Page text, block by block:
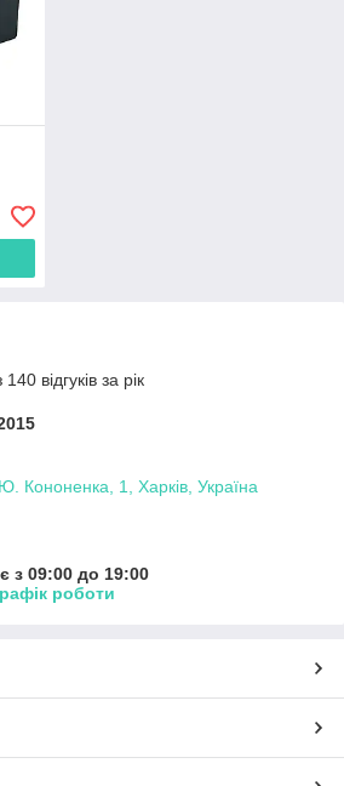
відгуків за рік
Кононенка, 1, Харків, Україна
з 09:00 до 19:00
роботи